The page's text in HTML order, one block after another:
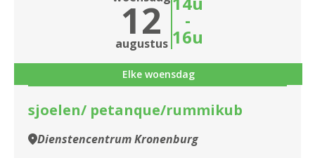
12
augustus
-
16u
Elke woensdag
sjoelen/ petanque/rummikub
Dienstencentrum Kronenburg